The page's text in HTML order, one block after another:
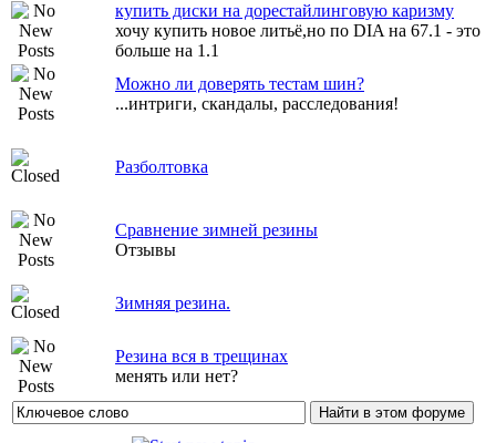
купить диски на дорестайлинговую каризму
хочу купить новое литьё,но по DIA на 67.1 - это
больше на 1.1
Можно ли доверять тестам шин?
...интриги, скандалы, расследования!
Разболтовка
Сравнение зимней резины
Отзывы
Зимняя резина.
Резина вся в трещинах
менять или нет?